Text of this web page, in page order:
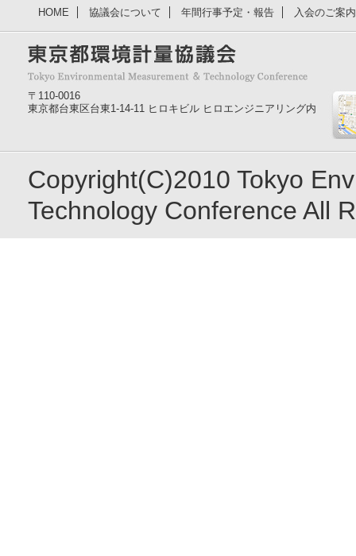
HOME 協議会について 年間行事予定・報告 入会のご案
〒110-0016
東京都台東区台東1-14-11 ヒロキビル ヒロエンジニアリング内
Copyright(C)2010 Tokyo
Technology Conference All